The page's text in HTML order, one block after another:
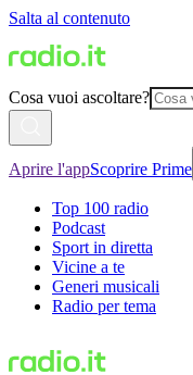
Salta al contenuto
Cosa vuoi ascoltare?
Aprire l'appScoprire Prime
Top 100 radio
Podcast
Sport in diretta
Vicine a te
Generi musicali
Radio per tema